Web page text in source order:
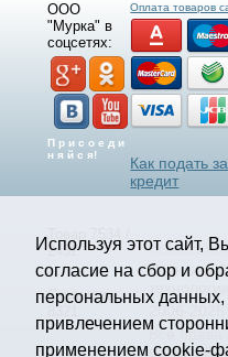
Используя этот сайт,
согласие на сбор и
персональных данных,
привлечением
применением cookie-
ООО
"Мурка" в
соцсетях:
П р и с о е д и
н я й с я!
Оплата товаров
Как подать
кредит
2432
Страница
8321
Select
Станки и
2006-
Все
офертой.